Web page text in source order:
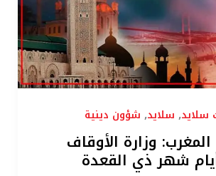
سلايد, سلايد, شؤون دينية
وزارة الأوقاف
شهر ذي القعدة